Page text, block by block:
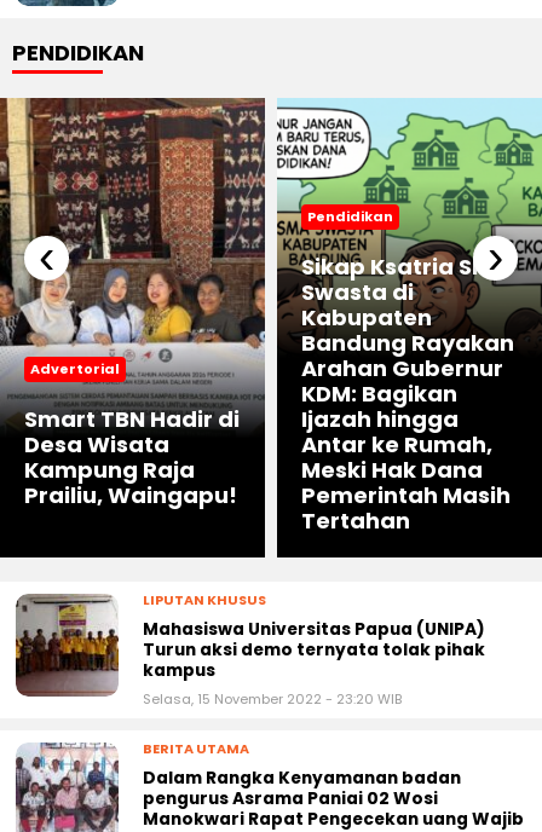
PENDIDIKAN
Advertorial
Smart TBN Hadir di
Desa Wisata
Kampung Raja
Pendidikan
Sikap Ksatria SMK
Swasta di
Kabupaten
Bandung Rayakan
Arahan Gubernur
KDM: Bagikan
Ijazah hingga
Antar ke Rumah,
Meski Hak Dana
Pemerintah Masih
‹ ›
LIPUTAN KHUSUS
Mahasiswa Universitas Papua (UNIPA)
Turun aksi demo ternyata tolak pihak
kampus
BERITA UTAMA
Dalam Rangka Kenyamanan badan
pengurus Asrama Paniai 02 Wosi